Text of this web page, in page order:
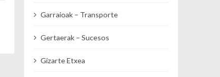
Garraioak – Transporte
Gertaerak – Sucesos
Gizarte Etxea